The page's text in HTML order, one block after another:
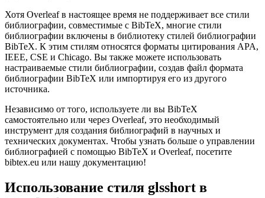
Хотя Overleaf в настоящее время не поддерживает все стили
библиографии, совместимые с BibTeX, многие стили
библиографии включены в библиотеку стилей библиографии
BibTeX. К этим стилям относятся форматы цитирования APA,
IEEE, CSE и Chicago. Вы также можете использовать
настраиваемые стили библиографии, создав файл формата
библиографии BibTeX или импортируя его из другого
источника.
Независимо от того, используете ли вы BibTeX
самостоятельно или через Overleaf, это необходимый
инструмент для создания библиографий в научных и
технических документах. Чтобы узнать больше о управлении
библиографией с помощью BibTeX и Overleaf, посетите
bibtex.eu или нашу документацию!
Использование стиля glsshort в